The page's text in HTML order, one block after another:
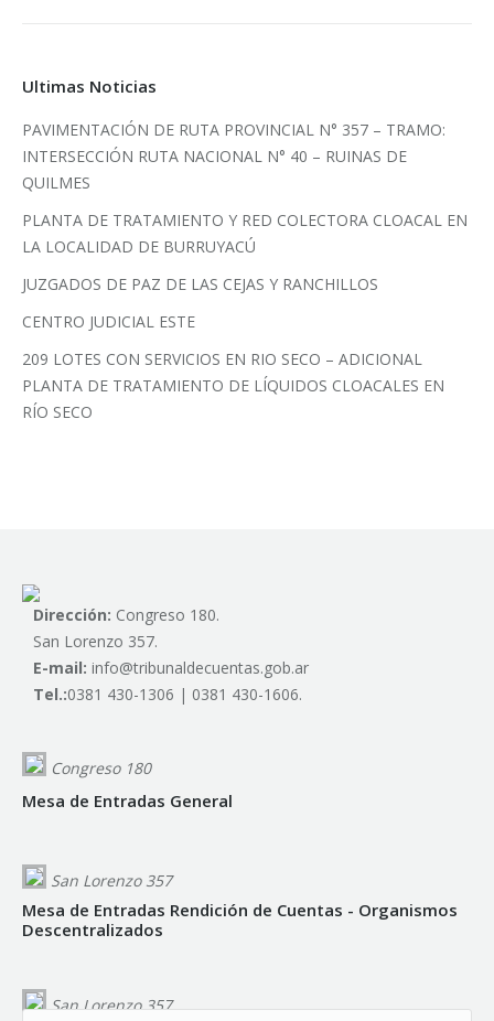
Ultimas Noticias
PAVIMENTACIÓN DE RUTA PROVINCIAL N° 357 – TRAMO:
INTERSECCIÓN RUTA NACIONAL N° 40 – RUINAS DE
QUILMES
PLANTA DE TRATAMIENTO Y RED COLECTORA CLOACAL EN
LA LOCALIDAD DE BURRUYACÚ
JUZGADOS DE PAZ DE LAS CEJAS Y RANCHILLOS
CENTRO JUDICIAL ESTE
209 LOTES CON SERVICIOS EN RIO SECO – ADICIONAL
PLANTA DE TRATAMIENTO DE LÍQUIDOS CLOACALES EN
RÍO SECO
Dirección: Congreso 180.
San Lorenzo 357.
E-mail: info@tribunaldecuentas.gob.ar
Tel.:0381 430-1306 | 0381 430-1606.
Congreso 180
Mesa de Entradas General
San Lorenzo 357
Mesa de Entradas Rendición de Cuentas - Organismos
Descentralizados
San Lorenzo 357